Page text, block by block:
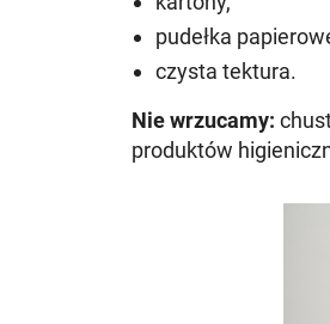
pudełka
czysta tektura.
Nie wrzucamy:
produktów